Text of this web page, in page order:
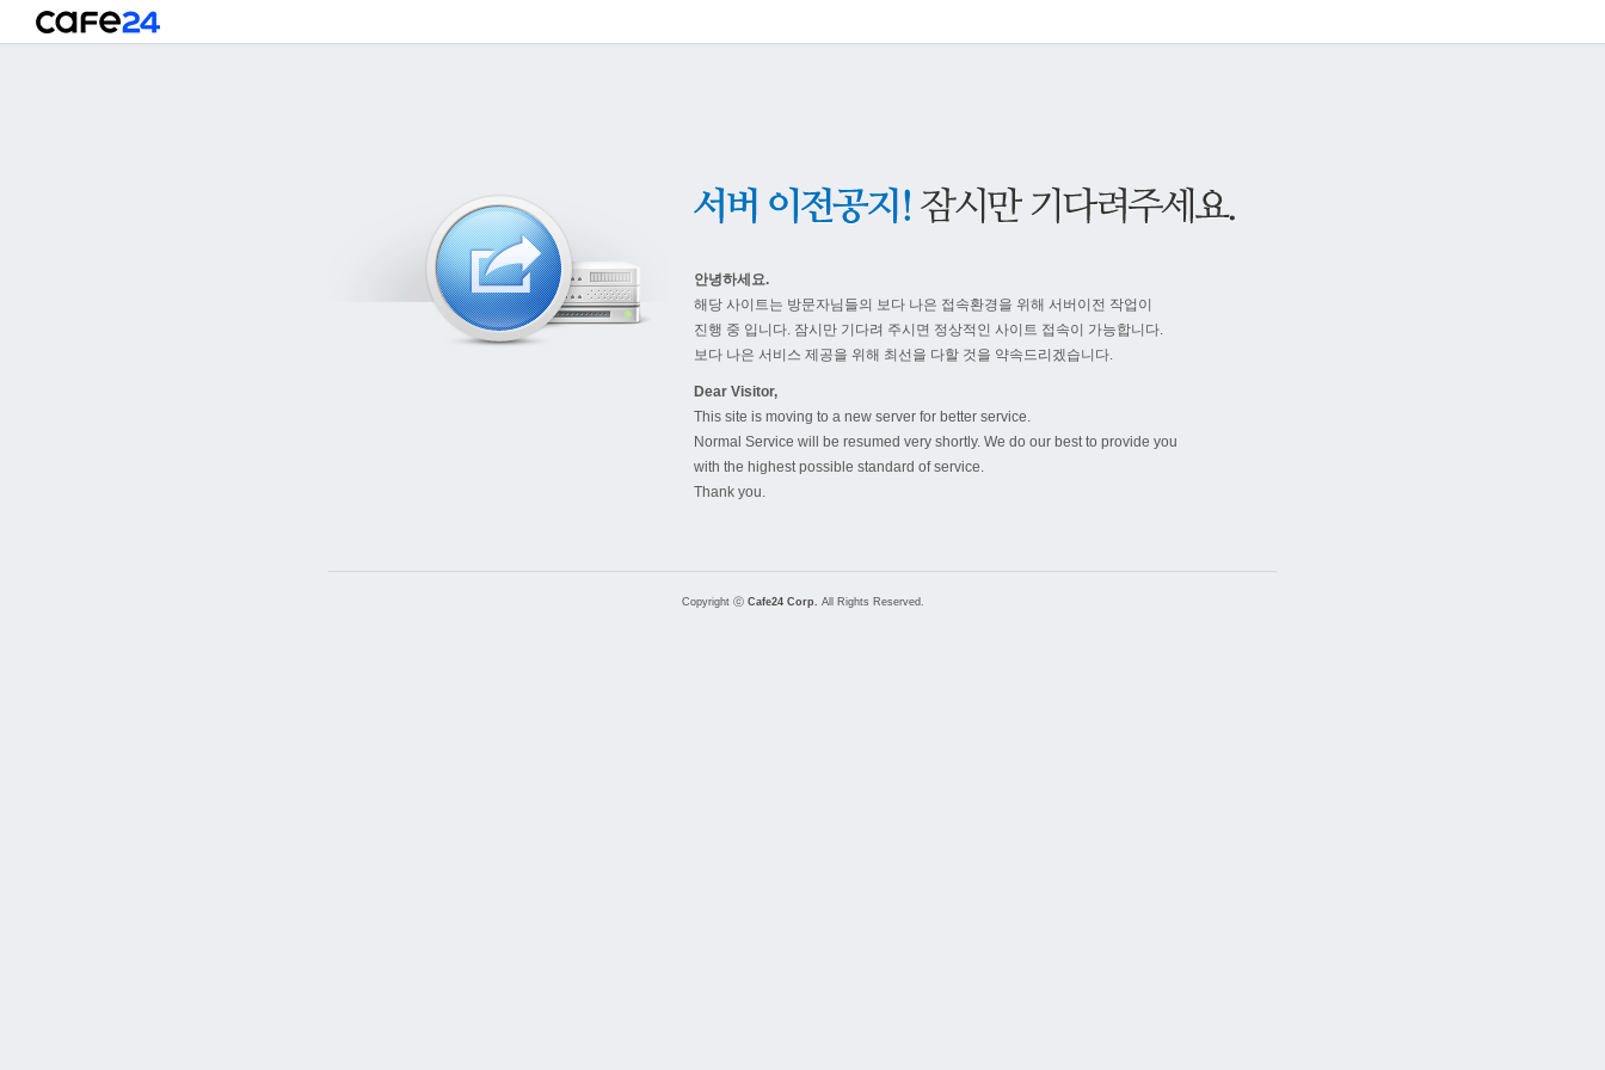
안녕하세요.
해당 사이트는 방문자님들의 보다 나은 접속환경을 위해 서버이전 작업이
진행 중 입니다. 잠시만 기다려 주시면 정상적인 사이트 접속이 가능합니다.
보다 나은 서비스 제공을 위해 최선을 다할 것을 약속드리겠습니다.
Dear Visitor,
This site is moving to a new server for better service.
Normal Service will be resumed very shortly. We do our best to provide you
with the highest possible standard of service.
Thank you.
Copyright ⓒ Cafe24 Corp. All Rights Reserved.